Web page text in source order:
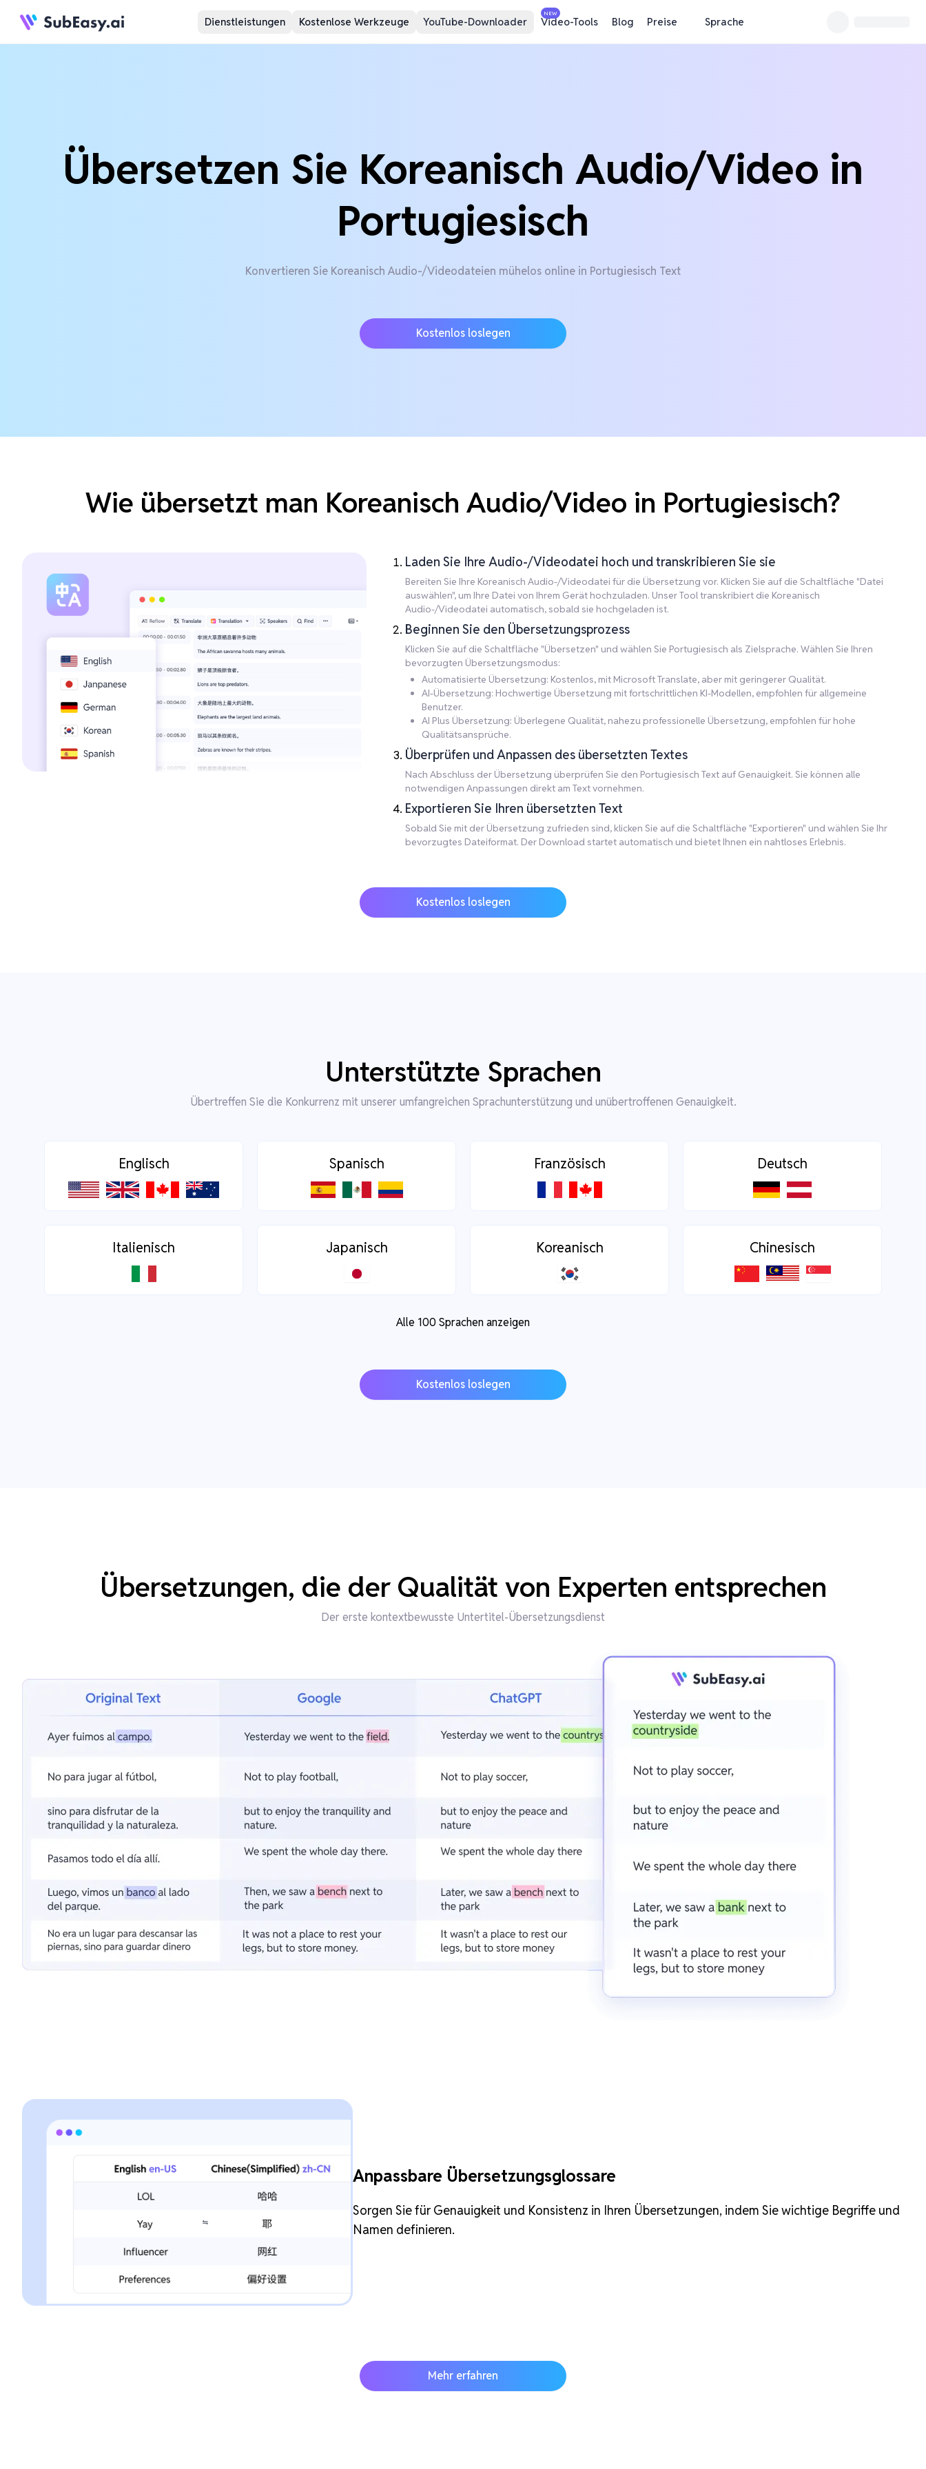
Dienstleistungen Kostenlose Werkzeuge YouTube-Downloader
NEW
Video-Tools Blog Preise Sprache
Übersetzen Sie Koreanisch Audio/Video in
Portugiesisch
Konvertieren Sie Koreanisch Audio-/Videodateien mühelos online in Portugiesisch Text
Kostenlos loslegen
Wie übersetzt man Koreanisch Audio/Video in Portugiesisch?
Laden Sie Ihre Audio-/Videodatei hoch und transkribieren Sie sie
Bereiten Sie Ihre Koreanisch Audio-/Videodatei für die Übersetzung vor. Klicken Sie auf die Schaltfläche "Datei
auswählen", um Ihre Datei von Ihrem Gerät hochzuladen. Unser Tool transkribiert die Koreanisch
Audio-/Videodatei automatisch, sobald sie hochgeladen ist.
Beginnen Sie den Übersetzungsprozess
Klicken Sie auf die Schaltfläche "Übersetzen" und wählen Sie Portugiesisch als Zielsprache. Wählen Sie Ihren
bevorzugten Übersetzungsmodus:
Automatisierte Übersetzung: Kostenlos, mit Microsoft Translate, aber mit geringerer Qualität.
AI-Übersetzung: Hochwertige Übersetzung mit fortschrittlichen KI-Modellen, empfohlen für allgemeine
Benutzer.
AI Plus Übersetzung: Überlegene Qualität, nahezu professionelle Übersetzung, empfohlen für hohe
Qualitätsansprüche.
Überprüfen und Anpassen des übersetzten Textes
Nach Abschluss der Übersetzung überprüfen Sie den Portugiesisch Text auf Genauigkeit. Sie können alle
notwendigen Anpassungen direkt am Text vornehmen.
Exportieren Sie Ihren übersetzten Text
Sobald Sie mit der Übersetzung zufrieden sind, klicken Sie auf die Schaltfläche "Exportieren" und wählen Sie Ihr
bevorzugtes Dateiformat. Der Download startet automatisch und bietet Ihnen ein nahtloses Erlebnis.
Kostenlos loslegen
Unterstützte Sprachen
Übertreffen Sie die Konkurrenz mit unserer umfangreichen Sprachunterstützung und unübertroffenen Genauigkeit.
Englisch Spanisch Französisch Deutsch
Italienisch Japanisch Koreanisch Chinesisch
Alle 100 Sprachen anzeigen
Kostenlos loslegen
Übersetzungen, die der Qualität von Experten entsprechen
Der erste kontextbewusste Untertitel-Übersetzungsdienst
Anpassbare Übersetzungsglossare
Sorgen Sie für Genauigkeit und Konsistenz in Ihren Übersetzungen, indem Sie wichtige Begriffe und
Namen definieren.
Mehr erfahren